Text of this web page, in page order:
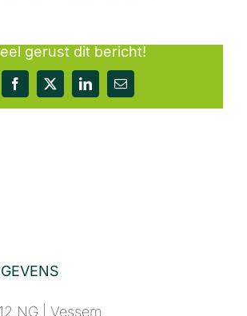
gerust dit bericht!
Facebook
X LinkedIn
E-
mail
NG | Vessem